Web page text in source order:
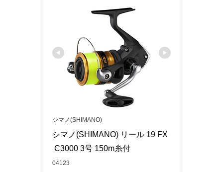
シマノ(SHIMANO)
シマノ(SHIMANO) リール 19 FX
C3000 3号 150m糸付
04123